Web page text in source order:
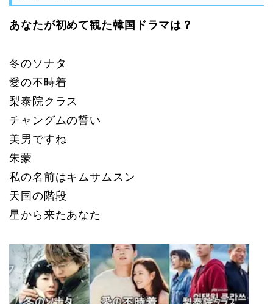
あなたが初めて観た韓国ドラマは？
冬のソナタ
愛の不時着
梨泰院クラス
チャングムの誓い
美男ですね
朱蒙
私の名前はキムサムスン
天国の階段
星から来たあなた